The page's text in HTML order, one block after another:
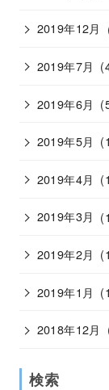
2019年12月
2019年7月
2019年6月
2019年5月
2019年4月
2019年3月
2019年2月
2019年1月
2018年12月
検索